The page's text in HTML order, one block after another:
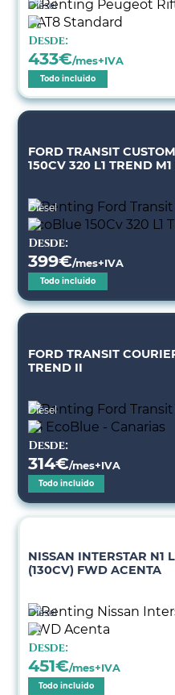
Diésel
Desde:
433€/mes+IVA
Todo incluido
FORD TRANSIT
150CV 320 L1 TREND M1
Diésel
Desde:
399€/mes+IVA
Todo incluido
FORD TRANSIT
TREND II
Diésel
Desde:
314€/mes+IVA
Todo incluido
NISSAN INTERSTAR N1
(130CV) FWD ACENTA
Diésel
Desde:
451€/mes+IVA
Todo incluido